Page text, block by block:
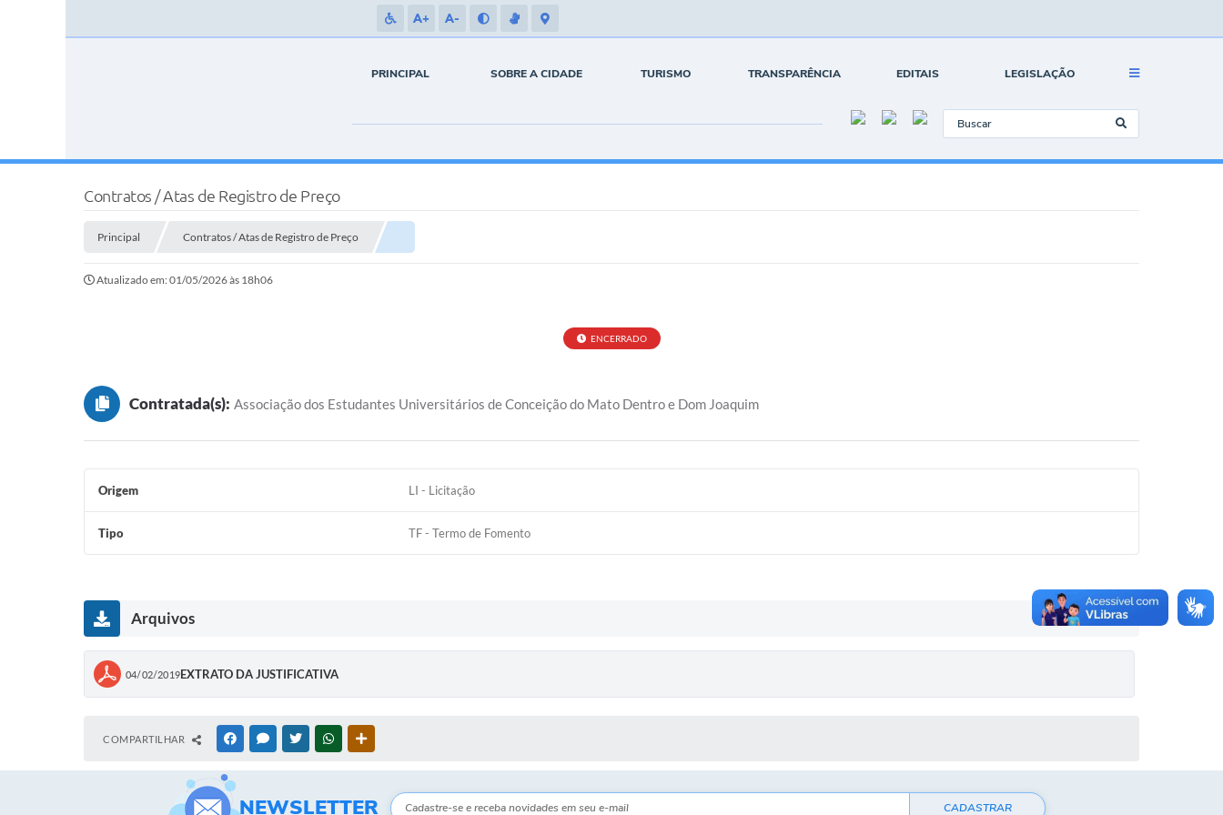
A+ A-
PRINCIPAL SOBRE A CIDADE TURISMO TRANSPARÊNCIA EDITAIS LEGISLAÇÃO
Contratos / Atas de Registro de Preço
Principal Contratos / Atas de Registro de Preço
Atualizado em: 01/05/2026 às 18h06
ENCERRADO
Contratada(s): Associação dos Estudantes Universitários de Conceição do Mato Dentro e Dom Joaquim
Origem LI - Licitação
Tipo TF - Termo de Fomento
Arquivos
04/02/2019EXTRATO DA JUSTIFICATIVA
COMPARTILHAR FACEBOOKMESSENGER
TWITTERWHATSAPP
NEWSLETTER CADASTRAR